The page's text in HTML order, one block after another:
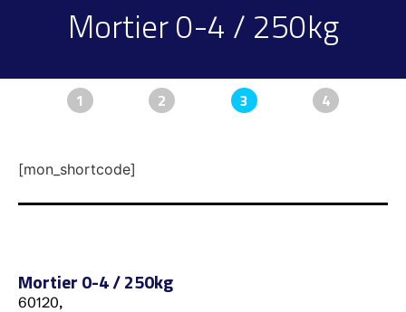
Mortier 0-4 / 250kg
1 2 3 4
[mon_shortcode]
Mortier 0-4 / 250kg
60120,